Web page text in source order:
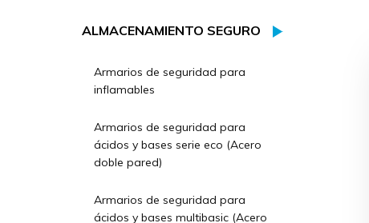
ALMACENAMIENTO SEGURO
Armarios de seguridad para
inflamables
Armarios de seguridad para
ácidos y bases serie eco (Acero
doble pared)
Armarios de seguridad para
ácidos y bases multibasic (Acero